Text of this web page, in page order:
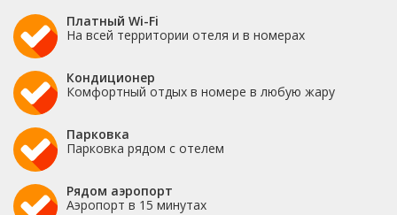
Платный Wi-Fi
На всей территории отеля и в номерах
Кондиционер
Комфортный отдых в номере в любую жару
Парковка
Парковка рядом с отелем
Рядом аэропорт
Аэропорт в 15 минутах